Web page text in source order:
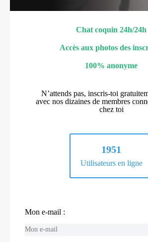
Chat coquin 24h/24h
Accès aux photos des
100% anonyme
N’attends pas, inscris-toi
avec nos dizaines de membres
chez toi
1951
Utilisateurs en ligne
Mon e-mail :